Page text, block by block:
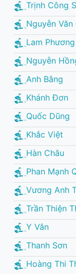
Trịnh Công
Nguyễn Văn
Lam Phương
Nguyễn
Anh Bằng
Khánh Đơn
Quốc Dũng
Khắc Việt
Hàn Châu
Phan Mạnh
Vương Anh
Trần Thiện
Y Vân
Thanh Sơn
Hoàng Thi